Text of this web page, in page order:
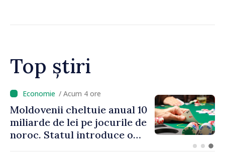
Top știri
/ Acum 3 ore
Energocom: Deficit de
energie electrică în orele de
vârf; consumatorii sunt